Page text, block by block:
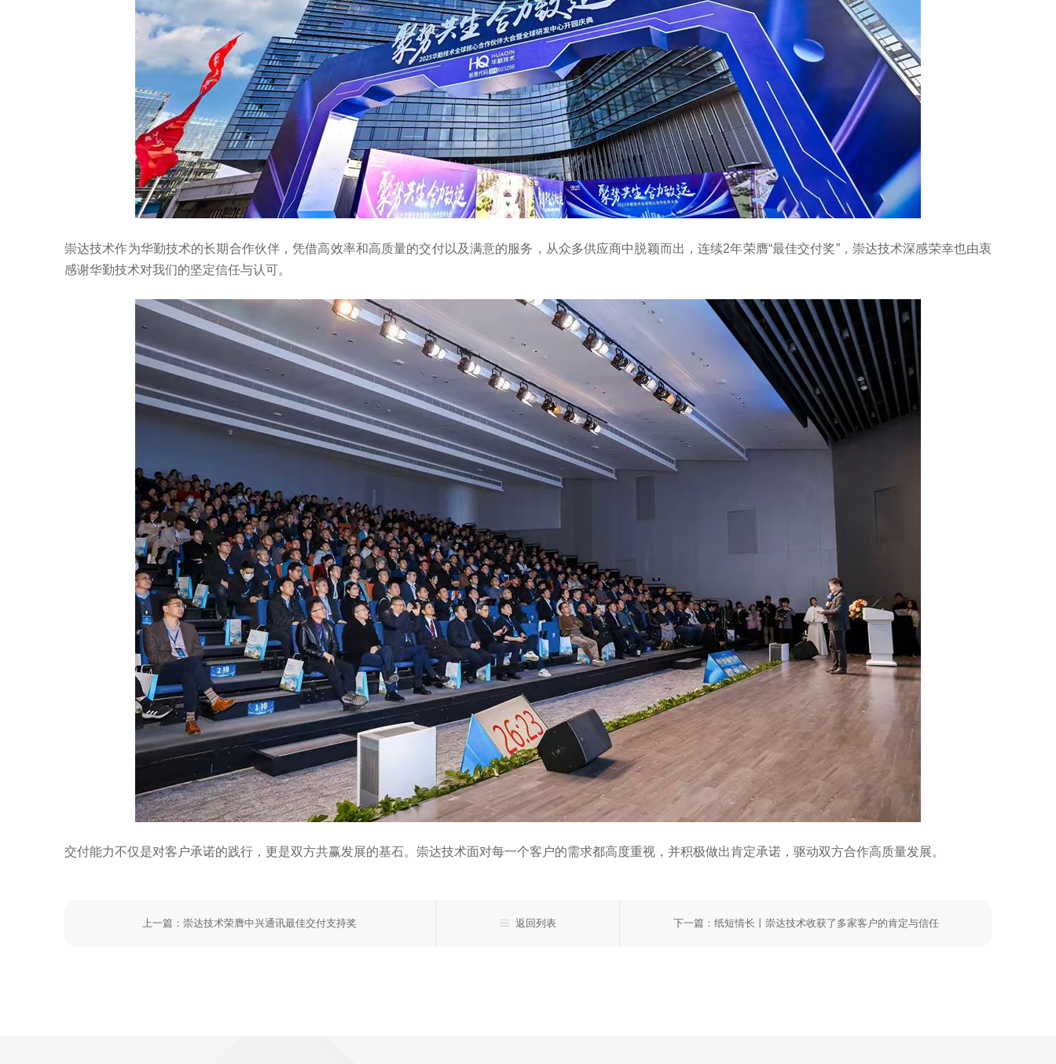
崇达技术作为华勤技术的长期合作伙伴，凭借高效率和高质量的交付以及满意的服务，从众多供应商中脱颖而出，连续2年荣膺“最佳交付奖”，崇达技术深感荣幸也由衷
感谢华勤技术对我们的坚定信任与认可。
交付能力不仅是对客户承诺的践行，更是双方共赢发展的基石。崇达技术面对每一个客户的需求都高度重视，并积极做出肯定承诺，驱动双方合作高质量发展。
上一篇：崇达技术荣膺中兴通讯最佳交付支持奖 返回列表 下一篇：纸短情长丨崇达技术收获了多家客户的肯定与信任